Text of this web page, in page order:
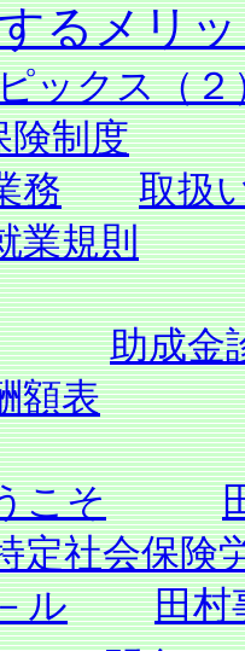
託す
ックス（２
険制度
務
取扱
業規則
助成金
額表
こそ
定社会保険
ル
田